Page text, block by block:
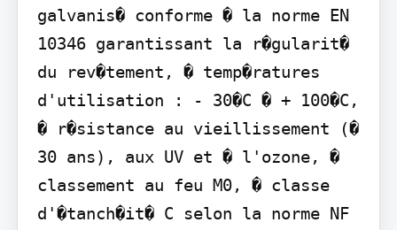
galvanis� conforme � la norme EN
10346 garantissant la r�gularit�
du rev�tement, � temp�ratures
d'utilisation : - 30�C � + 100�C,
� r�sistance au vieillissement (�
30 ans), aux UV et � l'ozone, �
classement au feu M0, � classe
d'�tanch�it� C selon la norme NF